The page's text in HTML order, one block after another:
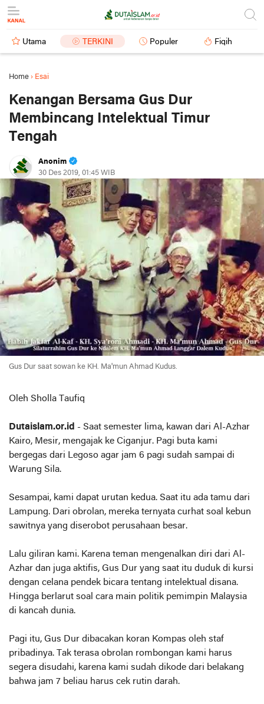
Utama TERKINI Populer Fiqih
Home › Esai
Kenangan Bersama Gus Dur
Membincang Intelektual Timur
Tengah
Anonim
30 Des 2019, 01:45 WIB
Gus Dur saat sowan ke KH. Ma'mun Ahmad Kudus.
Oleh Sholla Taufiq
Dutaislam.or.id - Saat semester lima, kawan dari Al-Azhar
Kairo, Mesir, mengajak ke Ciganjur. Pagi buta kami
bergegas dari Legoso agar jam 6 pagi sudah sampai di
Warung Sila.
Sesampai, kami dapat urutan kedua. Saat itu ada tamu dari
Lampung. Dari obrolan, mereka ternyata curhat soal kebun
sawitnya yang diserobot perusahaan besar.
Lalu giliran kami. Karena teman mengenalkan diri dari Al-
Azhar dan juga aktifis, Gus Dur yang saat itu duduk di kursi
dengan celana pendek bicara tentang intelektual disana.
Hingga berlarut soal cara main politik pemimpin Malaysia
di kancah dunia.
Pagi itu, Gus Dur dibacakan koran Kompas oleh staf
pribadinya. Tak terasa obrolan rombongan kami harus
segera disudahi, karena kami sudah dikode dari belakang
bahwa jam 7 beliau harus cek rutin darah.